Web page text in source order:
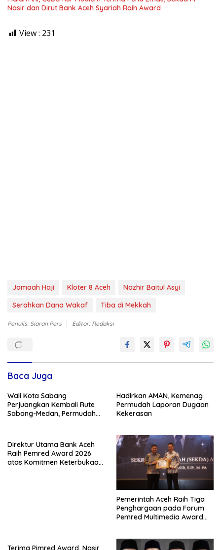
Nasir dan Dirut Bank Aceh Syariah Raih Award
View : 231
Jamaah Haji Kloter 8 Aceh
Nazhir Baitul Asyi
Serahkan Dana Wakaf
Tiba di Mekkah
Penulis: Siaran Pers Editor: Redaksi
Baca Juga
Wali Kota Sabang
Perjuangkan Kembali Rute
Sabang-Medan, Permudah
Hadirkan AMAN, Kemenag
Permudah Laporan Dugaan
Kekerasan
Direktur Utama Bank Aceh
Raih Pemred Award 2026
atas Komitmen Keterbukaan
Pemerintah Aceh Raih Tiga
Penghargaan pada Forum
Pemred Multimedia Award
Terima Pimred Award, Nasir